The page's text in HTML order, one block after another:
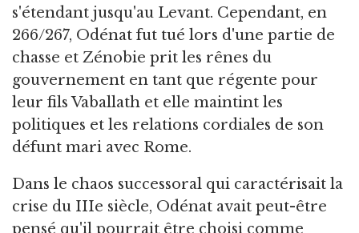
s'étendant jusqu'au Levant. Cependant, en
266/267, Odénat fut tué lors d'une partie de
chasse et Zénobie prit les rênes du
gouvernement en tant que régente pour
leur fils Vaballath et elle maintint les
politiques et les relations cordiales de son
défunt mari avec Rome.
Dans le chaos successoral qui caractérisait la
crise du IIIe siècle, Odénat avait peut-être
pensé qu'il pourrait être choisi comme